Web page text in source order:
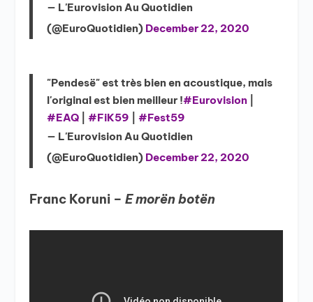
— L'Eurovision Au Quotidien
(@EuroQuotidien) December 22, 2020
"Pendesë" est très bien en acoustique, mais
l'original est bien meilleur !#Eurovision
#EAQ |#FiK59 |#Fest59
— L'Eurovision Au Quotidien
(@EuroQuotidien) December 22, 2020
Franc Koruni –E morën botën